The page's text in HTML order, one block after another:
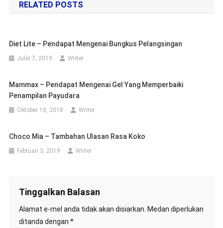
RELATED POSTS
Diet Lite – Pendapat Mengenai Bungkus Pelangsingan
Julai 7, 2019 Writer
Mammax – Pendapat Mengenai Gel Yang Memperbaiki
Penampilan Payudara
Oktober 18, 2018 Writer
Choco Mia – Tambahan Ulasan Rasa Koko
Februari 3, 2019 Writer
Tinggalkan Balasan
Alamat e-mel anda tidak akan disiarkan. Medan diperlukan
ditanda dengan *